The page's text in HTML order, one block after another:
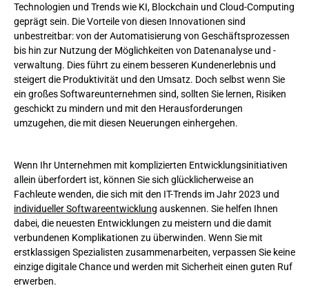
Technologien und Trends wie KI, Blockchain und Cloud-Computing
geprägt sein. Die Vorteile von diesen Innovationen sind
unbestreitbar: von der Automatisierung von Geschäftsprozessen
bis hin zur Nutzung der Möglichkeiten von Datenanalyse und -
verwaltung. Dies führt zu einem besseren Kundenerlebnis und
steigert die Produktivität und den Umsatz. Doch selbst wenn Sie
ein großes Softwareunternehmen sind, sollten Sie lernen, Risiken
geschickt zu mindern und mit den Herausforderungen
umzugehen, die mit diesen Neuerungen einhergehen.
Wenn Ihr Unternehmen mit komplizierten Entwicklungsinitiativen
allein überfordert ist, können Sie sich glücklicherweise an
Fachleute wenden, die sich mit den IT-Trends im Jahr 2023 und
individueller Softwareentwicklung auskennen. Sie helfen Ihnen
dabei, die neuesten Entwicklungen zu meistern und die damit
verbundenen Komplikationen zu überwinden. Wenn Sie mit
erstklassigen Spezialisten zusammenarbeiten, verpassen Sie keine
einzige digitale Chance und werden mit Sicherheit einen guten Ruf
erwerben.